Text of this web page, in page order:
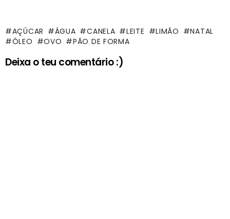
AÇÚCAR ÁGUA CANELA LEITE LIMÃO
NATAL
ÓLEO
OVO PÃO DE FORMA
Deixa o teu comentário :)